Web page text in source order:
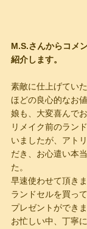
M.S.さんからコメ
紹介します。
素敵に仕上げてい
ほどの良心的なお
娘も、大変喜んでお
リメイク前のラン
いましたが、アト
だき、お心遣い本
た。
早速使わせて頂きま
ランドセルを買っ
プレゼントができま
お忙しい中、丁寧